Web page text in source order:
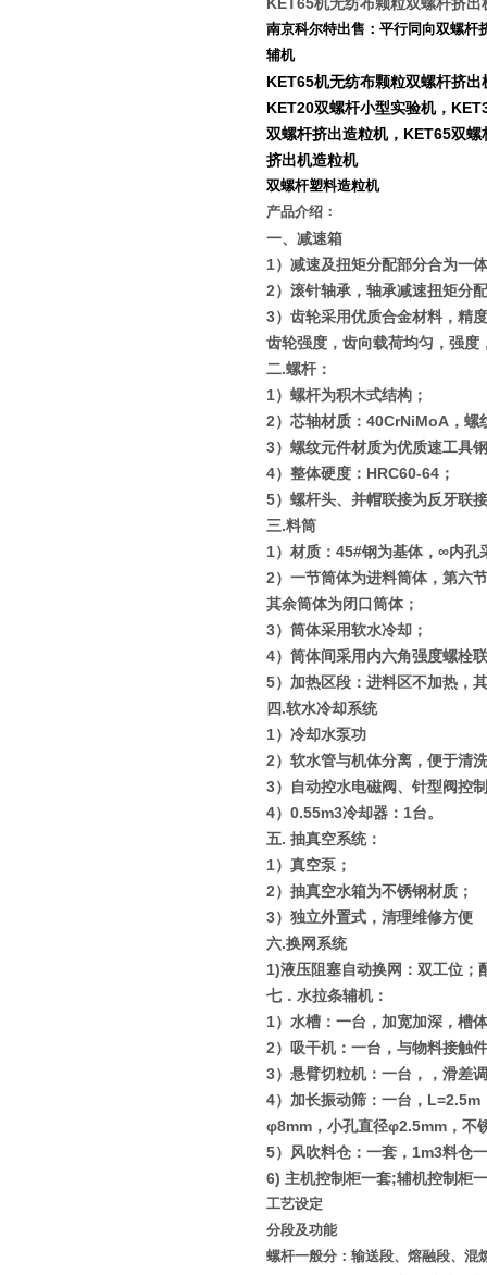
南京科尔特出售：平行同向双螺杆
辅机
KET65机无纺布颗粒双螺杆挤出
KET20双螺杆小型实验机，
双螺杆挤出造粒机，KET65双
挤出机造粒机
双螺杆塑料造粒机
产品介绍：
一、减速箱
1）减速及扭矩分配部分合为一
2）滚针轴承，轴承减速扭矩分
3）齿轮采用优质合金材料，精
齿轮强度，齿向载荷均匀，强度
二.螺杆：
1）螺杆为积木式结构；
2）芯轴材质： 40CrNiMoA ，
3）螺纹元件材质为优质速工具钢
4）整体硬度： HRC60-64 ；
5）螺杆头、并帽联接为反牙联
三.料筒
1）材质： 45#钢为基体， ∞内孔
2）一节筒体为进料筒体，第六
其余筒体为闭口筒体；
3）筒体采用软水冷却；
4）筒体间采用内六角强度螺栓
5）加热区段：进料区不加热，
四.软水冷却系统
1）冷却水泵功
2）软水管与机体分离，便于清
3）自动控水电磁阀、针型阀控
4） 0.55m3冷却器： 1台。
五. 抽真空系统：
1）真空泵；
2）抽真空水箱为不锈钢材质；
3）独立外置式，清理维修方便
六.换网系统
1)液压阻塞自动换网：双工位；
七．水拉条辅机：
1）水槽：一台，加宽加深，槽
2）吸干机：一台，与物料接触
3）悬臂切粒机：一台，，滑差
4）加长振动筛：一台， L=2.5m
φ8mm ，小孔直径φ2.5mm ，不
5）风吹料仓：一套， 1m3料仓
6) 主机控制柜一套;辅机控制柜
工艺设定
分段及功能
螺杆一般分：输送段、熔融段、混